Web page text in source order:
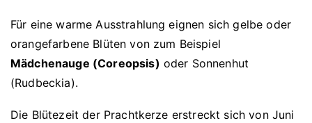
Für eine warme Ausstrahlung eignen sich gelbe oder
orangefarbene Blüten von zum Beispiel
Mädchenauge (Coreopsis) oder Sonnenhut
(Rudbeckia).
Die Blütezeit der Prachtkerze erstreckt sich von Juni